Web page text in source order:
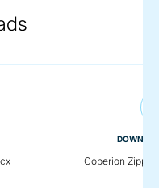
Coperion